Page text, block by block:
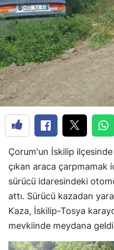
Çorum'un İskilip
çıkan araca çarpmamak
sürücü idaresindeki
attı. Sürücü kazadan
Kaza, İskilip-Tosya
mevkiinde meydana